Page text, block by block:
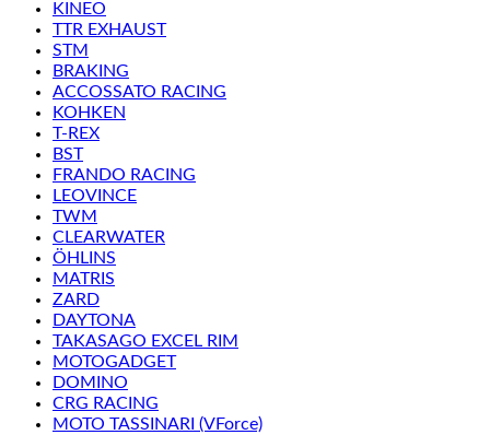
KINEO
TTR EXHAUST
STM
BRAKING
ACCOSSATO RACING
KOHKEN
T-REX
BST
FRANDO RACING
LEOVINCE
TWM
CLEARWATER
ÖHLINS
MATRIS
ZARD
DAYTONA
TAKASAGO EXCEL RIM
MOTOGADGET
DOMINO
CRG RACING
MOTO TASSINARI (VForce)